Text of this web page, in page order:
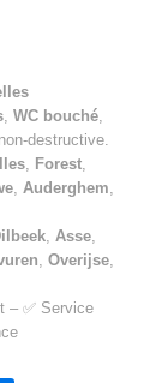
, WC bouché,
destructive.
, Forest,
, Auderghem,
, Asse,
, Overijse,
– ✅ Service